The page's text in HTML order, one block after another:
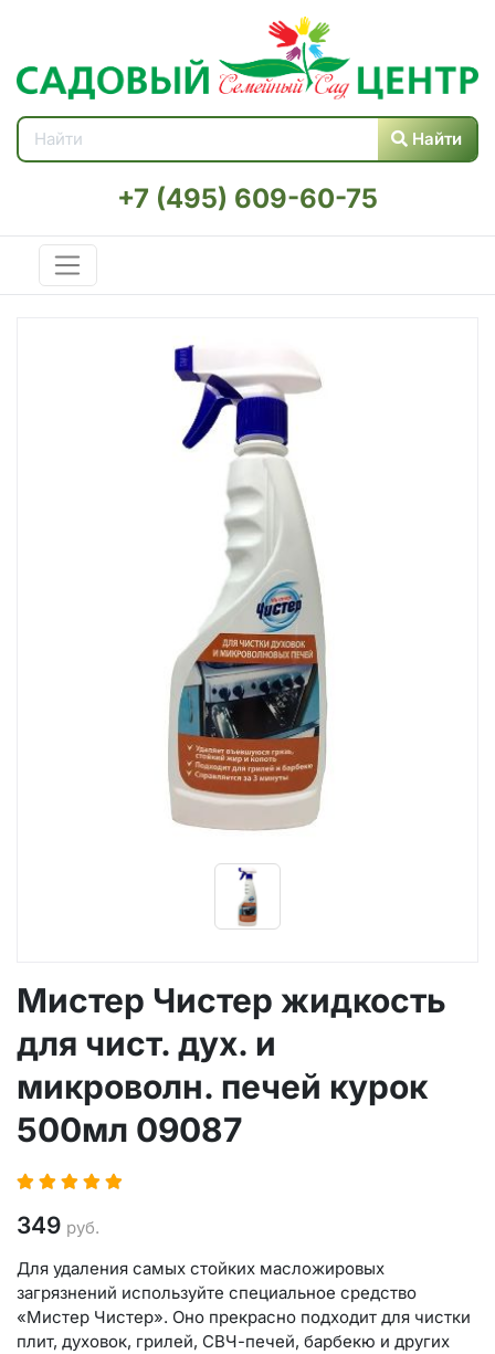
Найти
+7 (495) 609-60-75
Мистер Чистер жидкость
для чист. дух. и
микроволн. печей курок
500мл 09087
349 руб.
Для удаления самых стойких масложировых
загрязнений используйте специальное средство
«Мистер Чистер». Оно прекрасно подходит для чистки
плит, духовок, грилей, СВЧ-печей, барбекю и других